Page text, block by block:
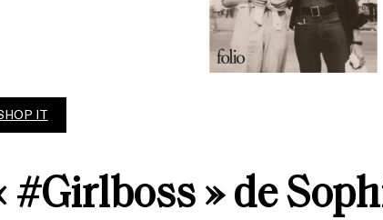
IT
#Girlboss » de